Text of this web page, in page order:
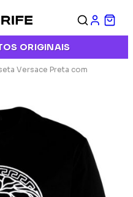
ORIGINAIS
Versace Preta com